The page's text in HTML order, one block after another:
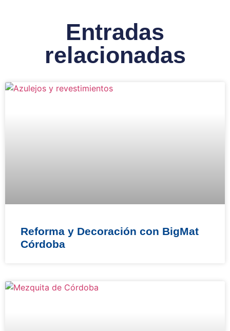
Entradas
relacionadas
Reforma y Decoración con BigMat
Córdoba